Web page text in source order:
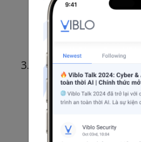
Access token:
Refresh token:
Lưu token đúng chỗ
Nên
HttpOnly + Secure